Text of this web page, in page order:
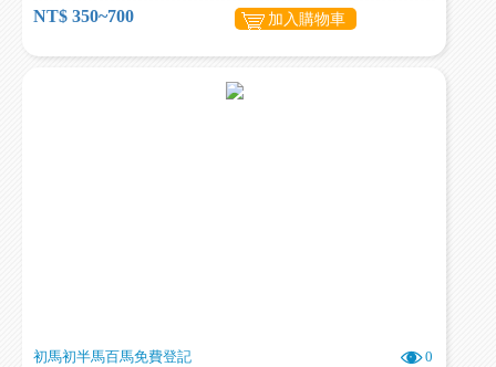
NT$ 350~700 加入購物車
初馬初半馬百馬免費登記 0